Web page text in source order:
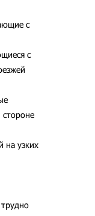
с
с
стороне
на узких